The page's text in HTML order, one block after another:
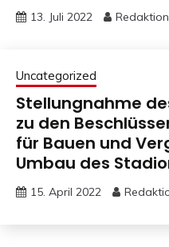
13. Juli 2022 Redaktion
Uncategorized
Stellungnahme
zu den
für Bauen und
Umbau des
15. April 2022